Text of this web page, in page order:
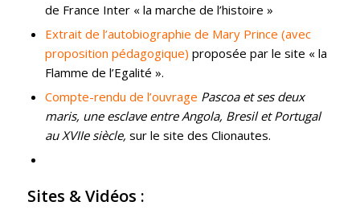
de France Inter « la marche de l’histoire »
Extrait de l’autobiographie de Mary Prince (avec
proposition pédagogique) proposée par le site « la
Flamme de l’Egalité ».
Compte-rendu de l’ouvrage Pascoa et ses deux
maris, une esclave entre Angola, Bresil et Portugal
au XVIIe siècle, sur le site des Clionautes.
Sites & Vidéos :